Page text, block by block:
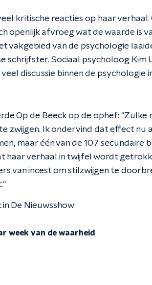
kritische reacties op haar
openlijk afvroeg wat de waarde is
vakgebied van de psychologie
schrijfster. Sociaal psycholoog Kim
discussie binnen de psychologie
Op de Beeck op de ophef:
zwijgen. Ik ondervind dat effect nu
maar één van de 107 secundaire
haar verhaal in twijfel wordt
van incest om stilzwijgen te
De Nieuwsshow:
week van de waarheid